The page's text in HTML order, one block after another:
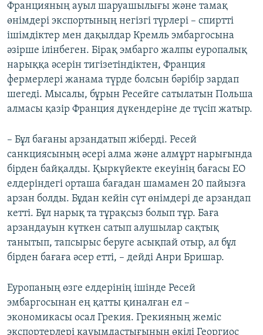
Францияның ауыл шаруашылығы және тамақ
өнімдері экспортының негізгі түрлері – спиртті
ішімдіктер мен дақылдар Кремль эмбаргосына
әзірше ілінбеген. Бірақ эмбарго жалпы еуропалық
нарыққа әсерін тигізетіндіктен, Франция
фермерлері жанама түрде болсын бәрібір зардап
шегеді. Мысалы, бұрын Ресейге сатылатын Польша
алмасы қазір Франция дүкендеріне де түсіп жатыр.
– Бұл бағаны арзандатып жіберді. Ресей
санкциясының әсері алма және алмұрт нарығында
бірден байқалды. Қыркүйекте екеуінің бағасы ЕО
елдеріндегі орташа бағадан шамамен 20 пайызға
арзан болды. Бұдан кейін сүт өнімдері де арзандап
кетті. Бұл нарық та тұрақсыз болып тұр. Баға
арзандауын күткен сатып алушылар сақтық
танытып, тапсырыс беруге асықпай отыр, ал бұл
бірден бағаға әсер етті, – дейді Анри Бришар.
Еуропаның өзге елдерінің ішінде Ресей
эмбаргосынан ең қатты қиналған ел –
экономикасы осал Грекия. Грекияның жеміс
экспортерлері қауымдастығының өкілі Георгиос